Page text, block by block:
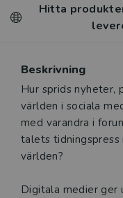
Hitta
Beskrivning
Beskrivning
Hur sprids nyheter,
världen i sociala
med varandra i
talets
världen?
Digitala medier ger